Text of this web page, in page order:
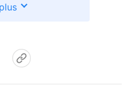
si nous
naturellement
de Satan et de